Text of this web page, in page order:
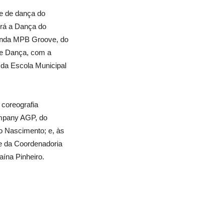
de dança do
a Dança do
MPB Groove, do
Dança, com a
Escola Municipal
AGP, do
Nascimento; e, às
da Coordenadoria
Pinheiro.